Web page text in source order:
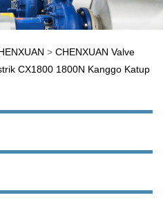
> CHENXUAN Valve
CX1800 1800N Kanggo Katup